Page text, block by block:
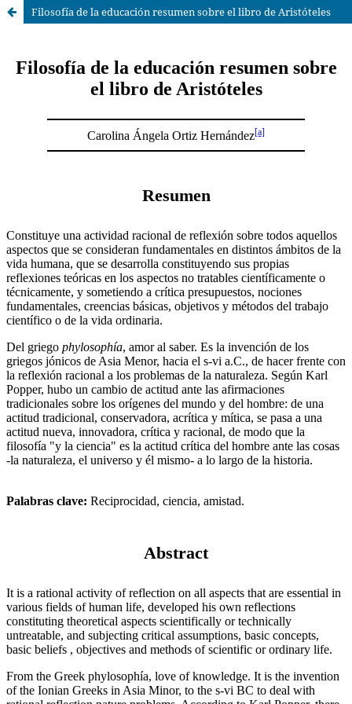
Filosofía de la educación resumen sobre el libro de Aristóteles